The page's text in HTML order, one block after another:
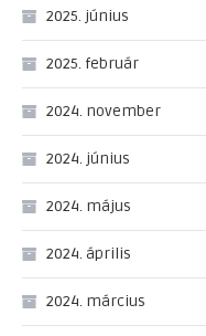
2025. június
2025. február
2024. november
2024. június
2024. május
2024. április
2024. március